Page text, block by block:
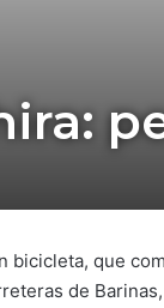
bicicleta, que
de